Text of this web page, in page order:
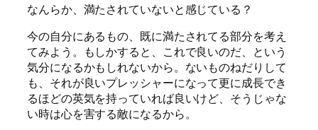
なんらか、満たされていないと感じている？
今の自分にあるもの、既に満たされてる部分を考え
てみよう。もしかすると、これで良いのだ、という
気分になるかもしれないから。ないものねだりして
も、それが良いプレッシャーになって更に成長でき
るほどの英気を持っていれば良いけど、そうじゃな
い時は心を害する敵になるから。